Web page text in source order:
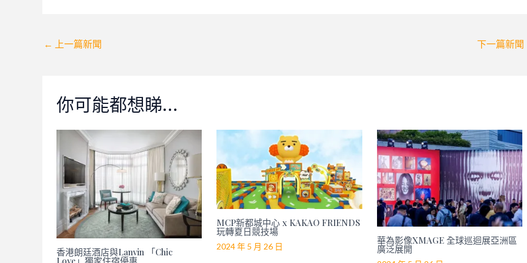
Post
← 上一篇新聞 下一篇新聞
你可能都想睇…
香港朗廷酒店與Lanvin 「Chic
MCP新都城中心 x KAKAO FRIENDS
玩轉夏日競技場
2024 年 5 月 26 日
華為影像XMAGE 全球巡迴展亞洲區
廣泛展開